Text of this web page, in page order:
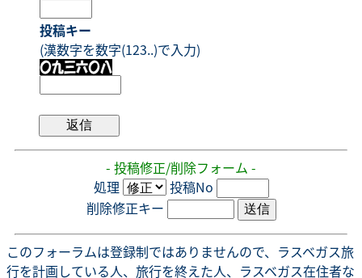
投稿キー
(漢数字を数字(123..)で入力)
- 投稿修正/削除フォーム -
処理
投稿No
削除修正キー
このフォーラムは登録制ではありませんので、ラスベガス旅
行を計画している人、旅行を終えた人、ラスベガス在住者な